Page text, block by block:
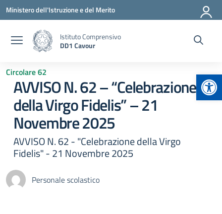
Vai ai contenuti
Vai al menu di navigazione
Vai al footer
Ministero dell'Istruzione e del Merito
Istituto Comprensivo
DD1 Cavour
Circolare 62
AVVISO N. 62 – “Celebrazione
della Virgo Fidelis” – 21
Novembre 2025
AVVISO N. 62 - "Celebrazione della Virgo
Fidelis" - 21 Novembre 2025
Personale scolastico